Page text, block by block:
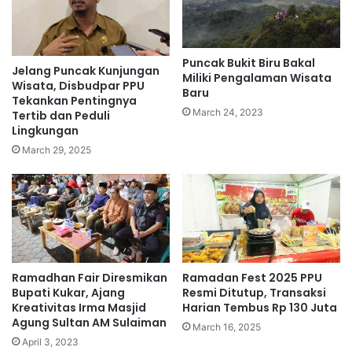
Jelang Puncak Kunjungan
Wisata, Disbudpar PPU
Tekankan Pentingnya
Tertib dan Peduli
Lingkungan
March 29, 2025
Puncak Bukit Biru Bakal
Miliki Pengalaman Wisata
Baru
March 24, 2023
Ramadhan Fair Diresmikan
Bupati Kukar, Ajang
Kreativitas Irma Masjid
Agung Sultan AM Sulaiman
April 3, 2023
Ramadan Fest 2025 PPU
Resmi Ditutup, Transaksi
Harian Tembus Rp 130 Juta
March 16, 2025